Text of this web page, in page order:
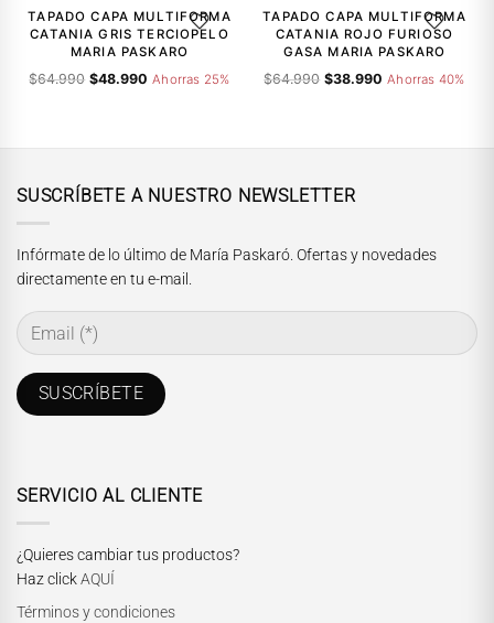
era:
$64.990.
es:
$38.990.
era:
$64.990.
es:
$38.990.
AGREGAR A LA LISTA DE DESEOS
TAPADO CAPA MULTIFORMA
CATANIA GRIS TERCIOPELO
MARIA PASKARO
$64.990
El
$48.990
El
Ahorras 25%
AGREGAR
TAPADO CAPA MULTIFORMA
CATANIA ROJO FURIOSO
GASA MARIA PASKARO
$64.990
El
$38.990
El
Ahorras 40%
SUSCRÍBETE A NUESTRO NEWSLETTER
Infórmate de lo último de María Paskaró. Ofertas y novedades
directamente en tu e-mail.
SERVICIO AL CLIENTE
¿Quieres cambiar tus productos?
Haz clickAQUÍ
Términos y condiciones